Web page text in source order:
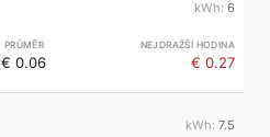
6
€ 0.06 € 0.27
7.5